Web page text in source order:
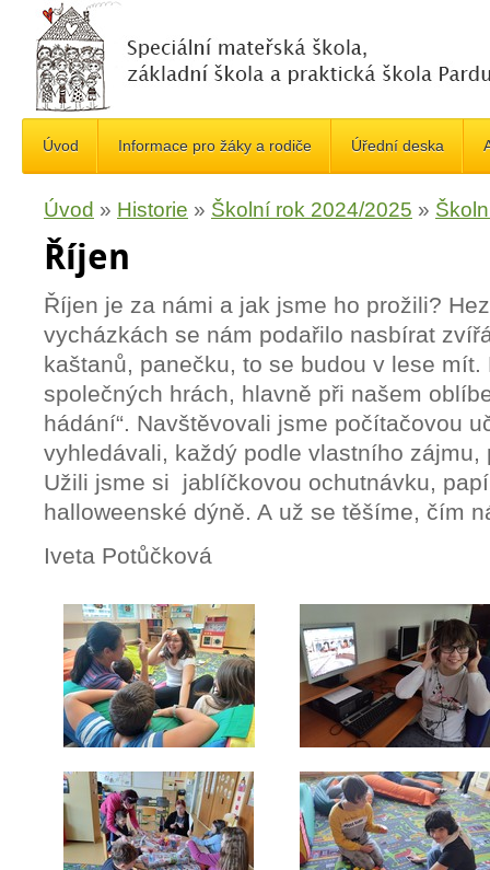
Úvod Informace pro žáky a rodiče Úřední deska
Úvod » Historie » Školní rok 2024/2025 »
Říjen
Říjen je za námi a jak jsme ho prožili?
vycházkách se nám podařilo nasbírat
kaštanů, panečku, to se budou v lese
společných hrách, hlavně při našem
hádání“. Navštěvovali jsme počítačovou
vyhledávali, každý podle vlastního zájmu,
Užili jsme si jablíčkovou ochutnávku,
halloweenské dýně. A už se těšíme, čím
Iveta Potůčková